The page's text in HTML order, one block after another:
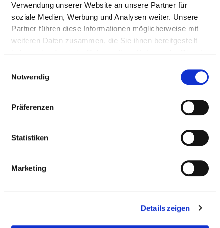
Verwendung unserer Website an unsere Partner für
soziale Medien, Werbung und Analysen weiter. Unsere
Partner führen diese Informationen möglicherweise mit
weiteren Daten zusammen, die Sie ihnen bereitgestellt
Notwendig
Präferenzen
Statistiken
Marketing
Details zeigen
Robert-Weixler-Straße 46
Tel.:0831-54026-2600
Anfahrt
BASIS-INFOS
Anzahl der Fachabteilungen: 1